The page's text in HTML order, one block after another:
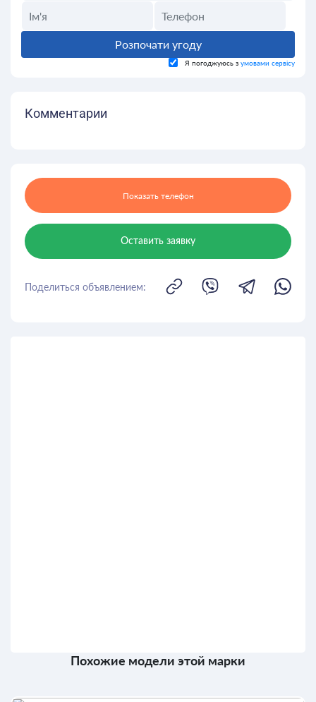
Розпочати угоду
Я погоджуюсь з умовами сервісу
Комментарии
Показать телефон
Оставить заявку
Поделиться объявлением:
Похожие модели этой марки